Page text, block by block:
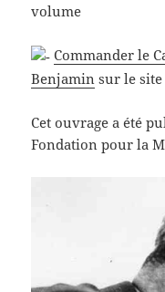
volume
Commander le
Benjamin sur le site
Cet ouvrage a été
Fondation pour la